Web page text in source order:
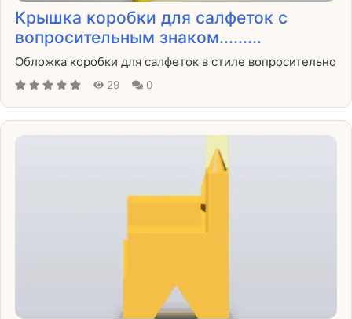
Крышка коробки для салфеток с
вопросительным знаком.........
Обложка коробки для салфеток в стиле вопросительно
29 0